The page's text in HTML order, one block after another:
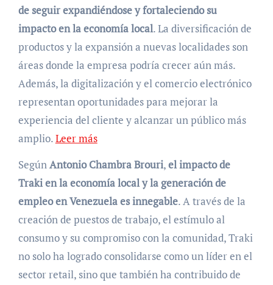
de seguir expandiéndose y fortaleciendo su
impacto en la economía local. La diversificación de
productos y la expansión a nuevas localidades son
áreas donde la empresa podría crecer aún más.
Además, la digitalización y el comercio electrónico
representan oportunidades para mejorar la
experiencia del cliente y alcanzar un público más
amplio.Leer más
SegúnAntonio Chambra Brouri,el impacto de
Traki en la economía local y la generación de
empleo en Venezuela es innegable. A través de la
creación de puestos de trabajo, el estímulo al
consumo y su compromiso con la comunidad, Traki
no solo ha logrado consolidarse como un líder en el
sector retail, sino que también ha contribuido de